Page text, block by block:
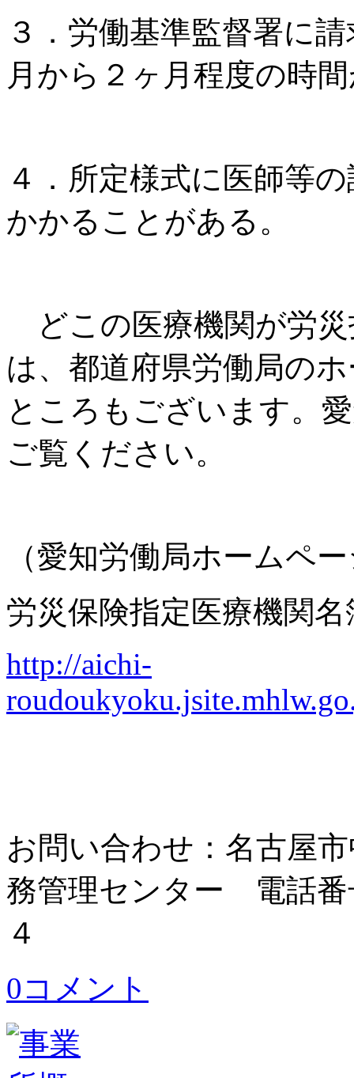
３．労働基準監督署に
月から２ヶ月程度の時
４．所定様式に医師等
かかることがある。
どこの医療機関が労
は、都道府県労働局の
ところもございます。
ご覧ください。
（愛知労働局ホームペ
労災保険指定医療機関名
http://aichi-
お問い合わせ：名古屋
務管理センター 電話番
４
0コメント